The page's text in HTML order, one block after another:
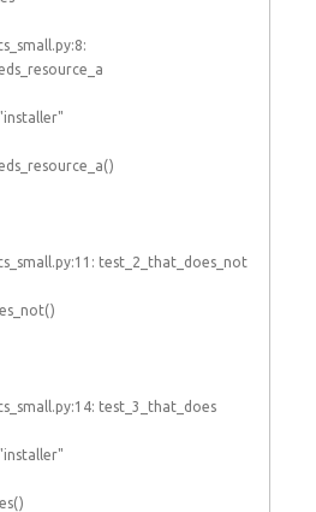
.py:8:
"installer"
()
.py:11 : test_2_that_does_not
()
.py:14: test_3_that_does
"installer"
()